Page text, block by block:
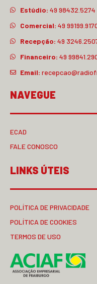
Estúdio: 49 98432.5274
Comercial: 49
Recepção: 49
Financeiro: 49
Email:
NAVEGUE
ECAD
FALE CONOSCO
LINKS ÚTEIS
POLÍTICA DE PRIVACIDADE
POLÍTICA DE COOKIES
TERMOS DE USO